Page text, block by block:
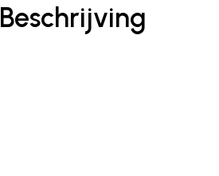
Beschrijving